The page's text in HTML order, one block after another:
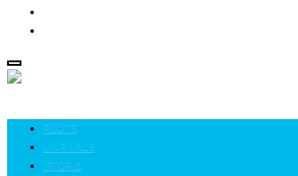
ROOTS
UNRIVALS
ISTORIE